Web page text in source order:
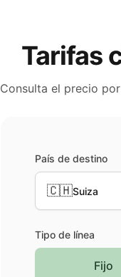
Tarifas
Consulta el precio
País de destino
🇨🇭Suiza
Tipo de línea
Fijo